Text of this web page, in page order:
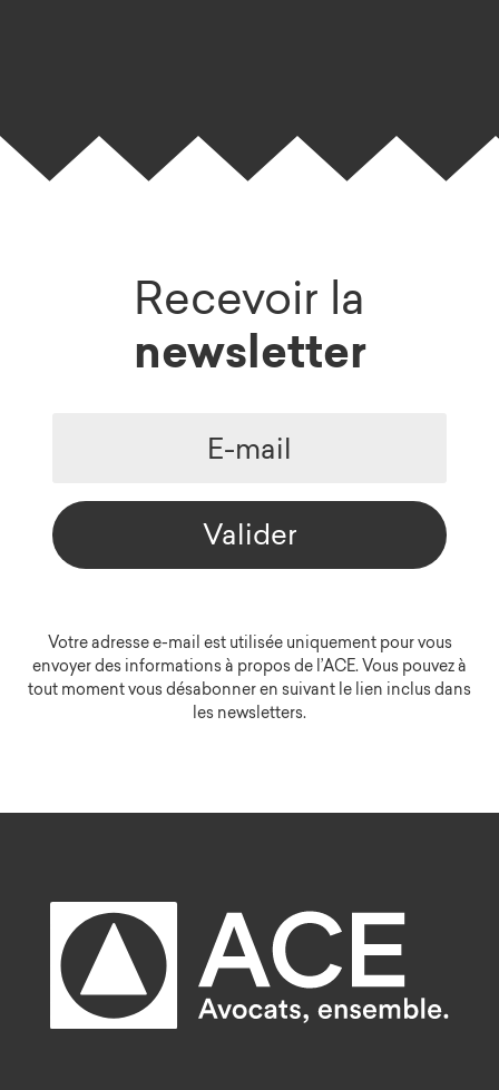
Recevoir la
newsletter
Valider
Votre adresse e-mail est utilisée uniquement pour vous
envoyer des informations à propos de l’ACE. Vous pouvez à
tout moment vous désabonner en suivant le lien inclus dans
les newsletters.